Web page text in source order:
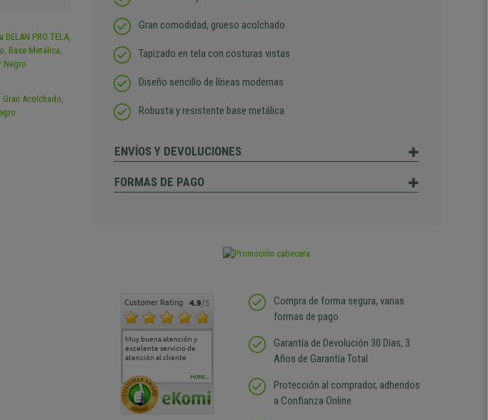
Gran comodidad, grueso acolchado
Tapizado en tela con costuras vistas
Diseño sencillo de líneas modernas
Robusta y resistente base metálica
ENVÍOS Y DEVOLUCIONES
FORMAS DE PAGO
Customer Rating 4.9/5
Muy buena atención y
excelente servicio de
atención al cliente
Muy buena atención de
cara al asesoramiento
comercial y el envío ha
Si estoy contento
Excelente relacion
calidad precio Plazo de
MORE...
Compra de forma segura, varias
formas de pago
Garantía de Devolución 30 Días, 3
Años de Garantía Total
Protección al comprador, adheridos
a Confianza Online